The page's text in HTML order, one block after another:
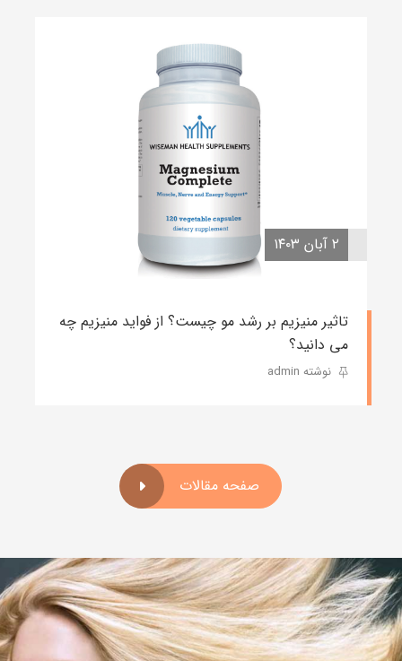
۲ آبان ۱۴۰۳
تاثیر منیزیم بر رشد مو چیست؟ از فواید منیزیم چه
می دانید؟
نوشته admin
صفحه مقالات